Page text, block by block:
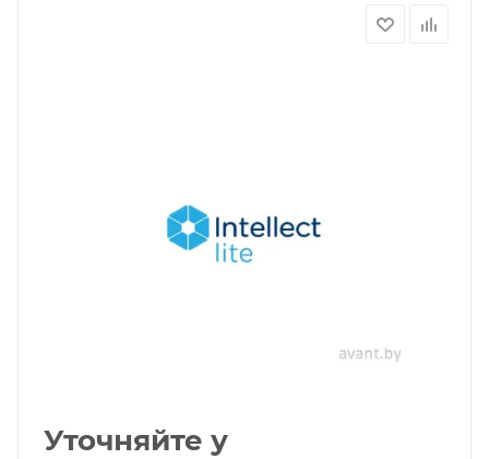
Уточняйте у